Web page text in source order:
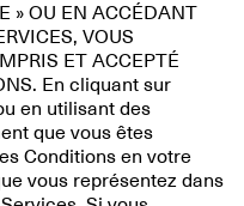
» OU EN ACCÉDANT
VOUS
ET ACCEPTÉ
En cliquant sur
en utilisant des
que vous êtes
Conditions en votre
vous représentez dans